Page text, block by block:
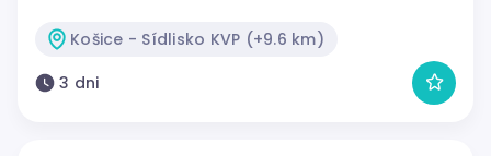
Košice - Sídlisko KVP (+9.6 km)
3 dni